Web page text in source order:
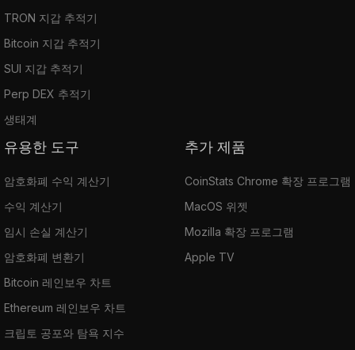
TRON 지갑 추적기
Bitcoin 지갑 추적기
SUI 지갑 추적기
Perp DEX 추적기
생태계
유용한 도구
암호화폐 수익 계산기
수익 계산기
임시 손실 계산기
암호화폐 변환기
Bitcoin 레인보우 차트
Ethereum 레인보우 차트
크립토 공포와 탐욕 지수
추가 제품
CoinStats Chrome 확장 프로그램
MacOS 위젯
Mozilla 확장 프로그램
Apple TV